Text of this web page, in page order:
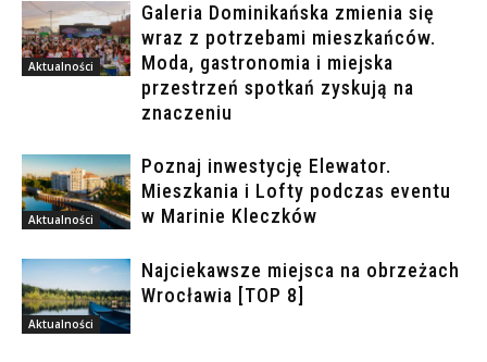
Aktualności
Galeria Dominikańska zmienia się
wraz z potrzebami mieszkańców.
Moda, gastronomia i miejska
przestrzeń spotkań zyskują na
znaczeniu
Aktualności
Poznaj inwestycję Elewator.
Mieszkania i Lofty podczas eventu
w Marinie Kleczków
Aktualności
Najciekawsze miejsca na obrzeżach
Wrocławia [TOP 8]